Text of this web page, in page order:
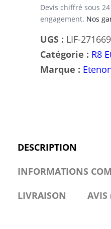
—
Isolation
Biceps,
Double
Prise,
des
Devis chiffré sous
engagement. Nos
UGS : LIF-271669
Catégorie : R8
Marque :
DESCRIPTION
INFORMATIONS
LIVRAISON
AVIS